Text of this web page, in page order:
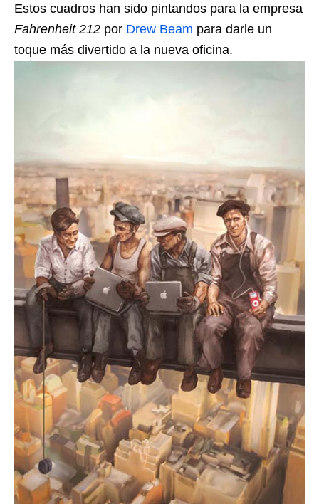
Estos cuadros han sido pintandos para la empresa
Fahrenheit 212 por Drew Beam para darle un
toque más divertido a la nueva oficina.